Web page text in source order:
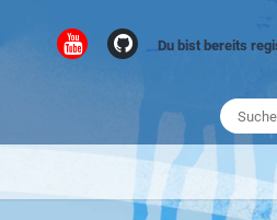
Du bist bereits